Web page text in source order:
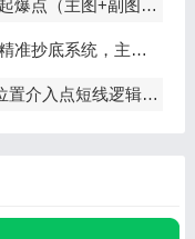
（主图+副图+选股）
，主做未来上涨大波段
介入点短线逻辑分享